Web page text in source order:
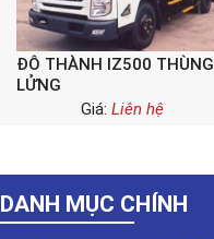
ĐÔ THÀNH IZ500 THÙNG
LỬNG
Giá: Liên hệ
DANH MỤC CHÍNH